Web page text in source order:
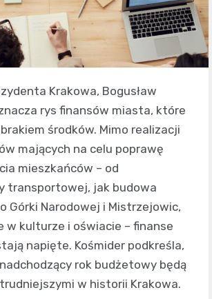
Krakowa, Bogusław
rys finansów miasta, które
środków. Mimo realizacji
mających na celu poprawę
mieszkańców – od
transportowej, jak budowa
Górki Narodowej i Mistrzejowic,
w kulturze i oświacie – finanse
napięte. Kośmider podkreśla,
rok budżetowy będą
w historii Krakowa.